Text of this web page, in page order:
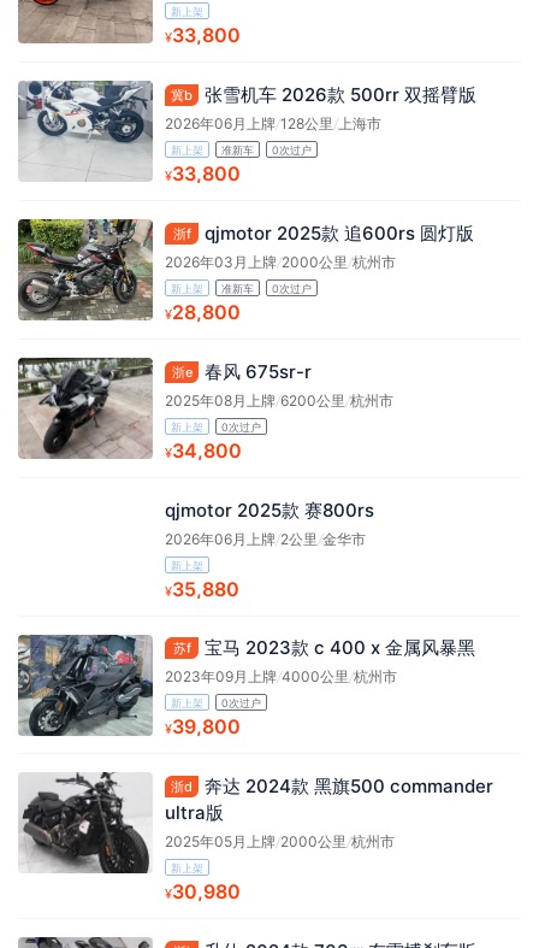
新上架
¥33,800
冀b 张雪机车 2026款 500rr 双摇臂版
2026年06月上牌/128公里 /上海市
新上架 准新车 0次过户
¥33,800
浙f qjmotor 2025款 追600rs 圆灯版
2026年03月上牌/2000公里 /杭州市
新上架 准新车 0次过户
¥28,800
浙e 春风 675sr-r
2025年08月上牌/6200公里 /杭州市
新上架 0次过户
¥34,800
qjmotor 2025款 赛800rs
2026年06月上牌/2公里 /金华市
新上架
¥35,880
苏f 宝马 2023款 c 400 x 金属风暴黑
2023年09月上牌/4000公里/杭州市
新上架 0次过户
¥39,800
浙d
奔达 2024款 黑旗500 commander
ultra版
2025年05月上牌/2000公里/杭州市
新上架
¥30,980